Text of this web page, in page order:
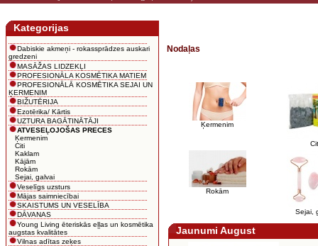
Kategorijas
Dabiskie akmeņi - rokassprādzes auskari
gredzeni
MASĀŽAS LIDZEKĻI
PROFESIONĀLA KOSMĒTIKA MATIEM
PROFESIONĀLĀ KOSMĒTIKA SEJAI UN
ĶERMENIM
BIŽUTĒRIJA
Ezotērika/ Kārtis
UZTURA BAGĀTINĀTĀJI
ATVESEĻOJOŠAS PRECES
Ķermenim
Citi
Kaklam
Kājām
Rokām
Sejai, galvai
Veselīgs uzsturs
Mājas saimniecībai
SKAISTUMS UN VESELĪBA
DĀVANAS
Young Living ēteriskās eļļas un kosmētika
augstas kvalitātes
Vilnas adītas zeķes
Nodaļas
Ķermenim
Rokām
Sejai,
Jaunumi August